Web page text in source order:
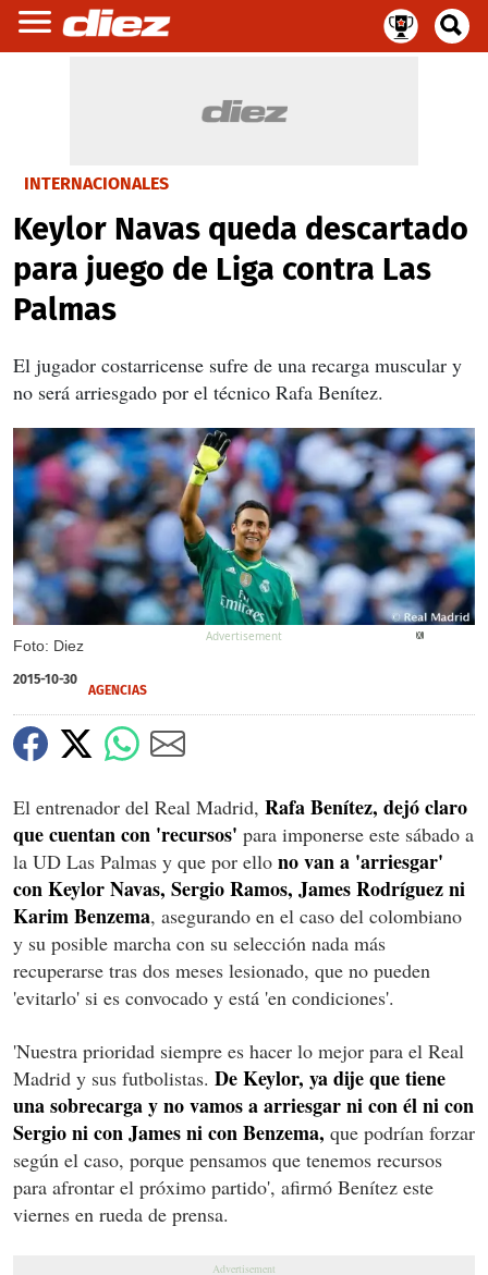
INTERNACIONALES
Keylor Navas queda descartado
para juego de Liga contra Las
Palmas
El jugador costarricense sufre de una recarga muscular y
no será arriesgado por el técnico Rafa Benítez.
Foto: Diez
X
2015-10-30
AGENCIAS
El entrenador del Real Madrid, Rafa Benítez, dejó claro
que cuentan con 'recursos' para imponerse este sábado a
la UD Las Palmas y que por ello no van a 'arriesgar'
con Keylor Navas, Sergio Ramos, James Rodríguez ni
Karim Benzema, asegurando en el caso del colombiano
y su posible marcha con su selección nada más
recuperarse tras dos meses lesionado, que no pueden
'evitarlo' si es convocado y está 'en condiciones'.
'Nuestra prioridad siempre es hacer lo mejor para el Real
Madrid y sus futbolistas. De Keylor, ya dije que tiene
una sobrecarga y no vamos a arriesgar ni con él ni con
Sergio ni con James ni con Benzema, que podrían forzar
según el caso, porque pensamos que tenemos recursos
para afrontar el próximo partido', afirmó Benítez este
viernes en rueda de prensa.